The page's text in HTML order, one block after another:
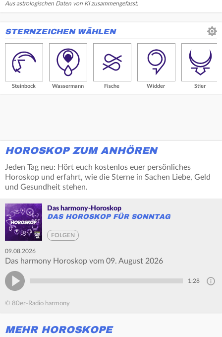
Aus astrologischen Daten von KI zusammengefasst.
STERNZEICHEN WÄHLEN
Steinbock Wassermann Fische Widder Stier
HOROSKOP ZUM ANHÖREN
Jeden Tag neu: Hört euch kostenlos euer persönliches
Horoskop und erfahrt, wie die Sterne in Sachen Liebe, Geld
und Gesundheit stehen.
Das harmony-Horoskop
DAS HOROSKOP FÜR SONNTAG
FOLGEN
09.08.2026
Das harmony Horoskop vom 09. August 2026
1:28
© 80er-Radio harmony
MEHR HOROSKOPE